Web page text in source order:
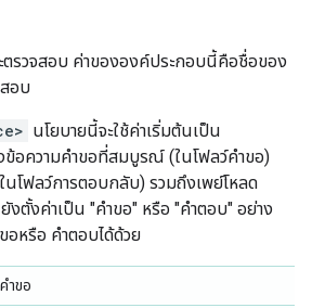
รวจสอบ ค่าขององค์ประกอบนี้คือชื่อของ
อบ
นโยบายนี้จะใช้ค่าเริ่มต้นเป็น
อความคำขอที่สมบูรณ์ (ในโฟลว์คำขอ)
โฟลว์การตอบกลับ) รวมถึงเพย์โหลด
ตั้งค่าเป็น "คำขอ" หรือ "คำตอบ" อย่าง
อหรือ คำตอบได้ด้วย
ำขอ